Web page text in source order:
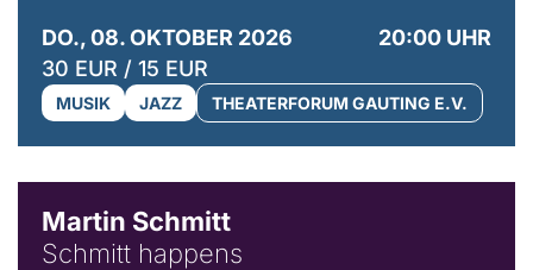
DO., 08. OKTOBER 2026
20:00 UHR
30 EUR / 15 EUR
MUSIK JAZZ THEATERFORUM GAUTING E.V.
Martin Schmitt
Schmitt happens